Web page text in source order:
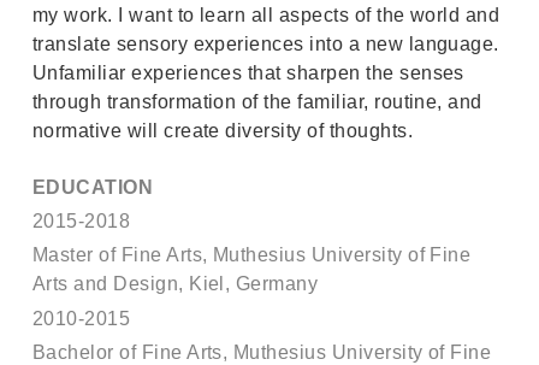
my work. I want to learn all aspects of the world and
translate sensory experiences into a new language.
Unfamiliar experiences that sharpen the senses
through transformation of the familiar, routine, and
normative will create diversity of thoughts.
EDUCATION
2015-2018
Master of Fine Arts, Muthesius University of Fine
Arts and Design, Kiel, Germany
2010-2015
Bachelor of Fine Arts, Muthesius University of Fine